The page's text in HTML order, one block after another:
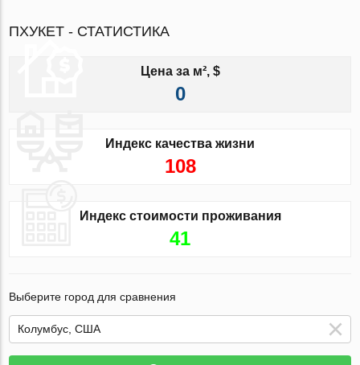
ПХУКЕТ - СТАТИСТИКА
Цена за м², $
0
Индекс качества жизни
108
Индекс стоимости проживания
41
Выберите город для сравнения